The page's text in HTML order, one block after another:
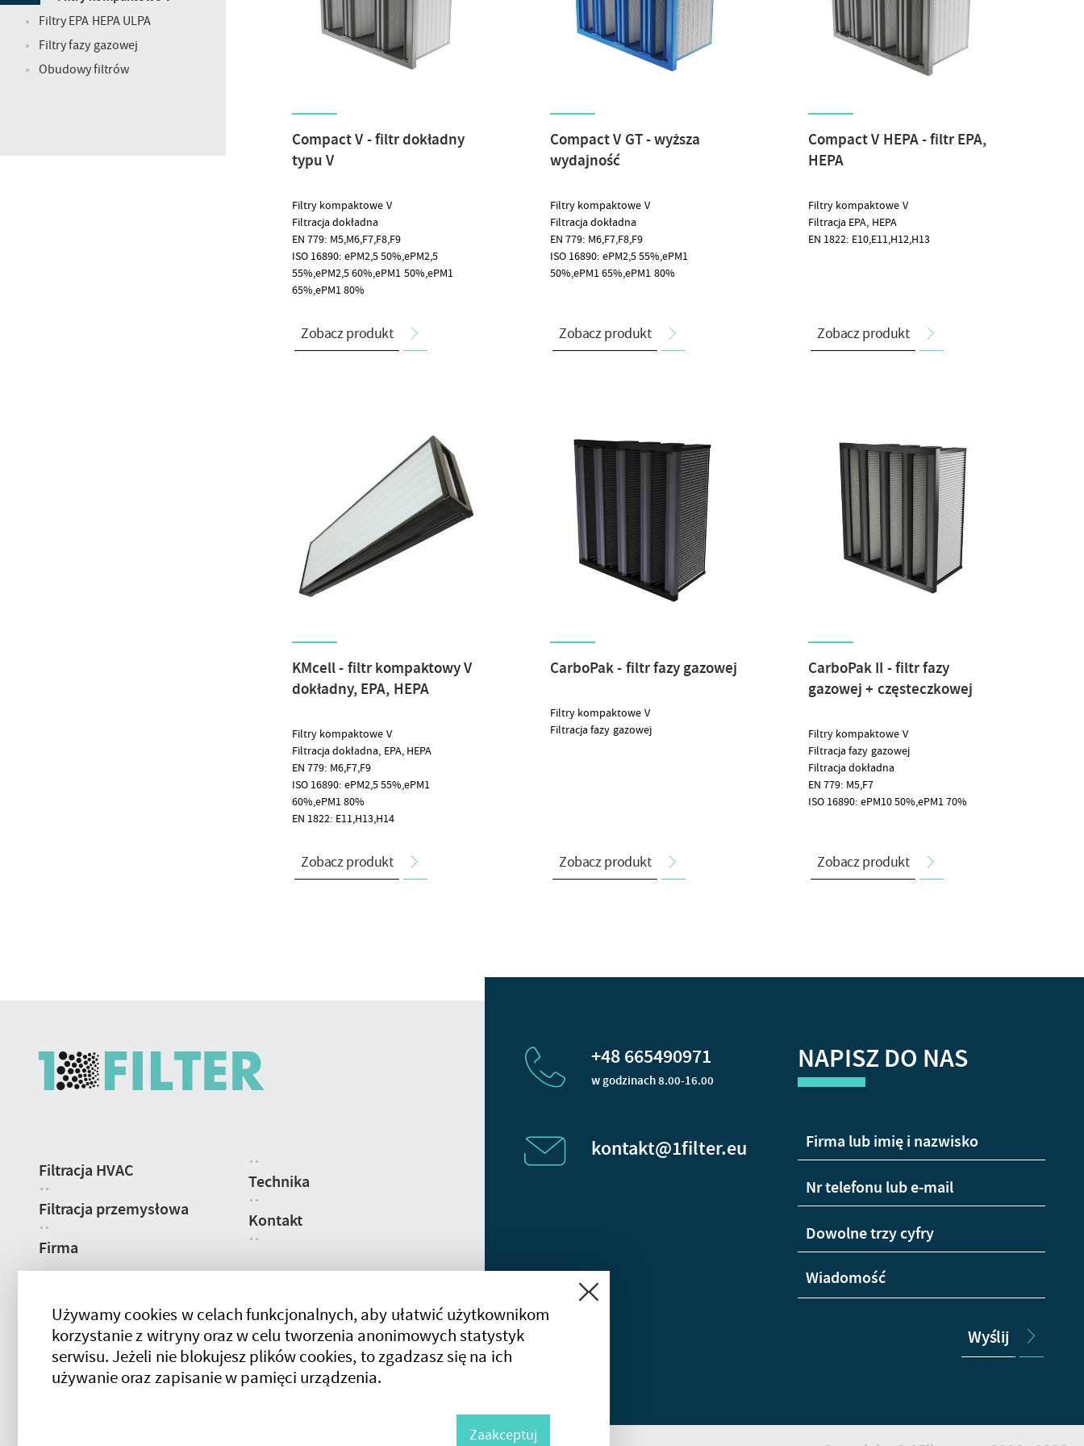
Compact V - filtr dokładny
typu V
Filtry kompaktowe V
Filtracja dokładna
EN 779: M5,M6,F7,F8,F9
ISO 16890: ePM2,5 50%,ePM2,5
55%,ePM2,5 60%,ePM1 50%,ePM1
65%,ePM1 80%
Zobacz produkt
Compact V GT - wyższa
wydajność
Filtry kompaktowe V
Filtracja dokładna
EN 779: M6,F7,F8,F9
ISO 16890: ePM2,5 55%,ePM1
50%,ePM1 65%,ePM1 80%
Zobacz produkt
Compact V HEPA - filtr EPA,
HEPA
Filtry kompaktowe V
Filtracja EPA, HEPA
EN 1822: E10,E11,H12,H13
Zobacz produkt
KMcell - filtr kompaktowy V
dokładny, EPA, HEPA
Filtry kompaktowe V
Filtracja dokładna, EPA, HEPA
EN 779: M6,F7,F9
ISO 16890: ePM2,5 55%,ePM1
60%,ePM1 80%
EN 1822: E11,H13,H14
Zobacz produkt
CarboPak - filtr fazy gazowej
Filtry kompaktowe V
Filtracja fazy gazowej
Zobacz produkt
CarboPak II - filtr fazy
gazowej + częsteczkowej
Filtry kompaktowe V
Filtracja fazy gazowej
Filtracja dokładna
EN 779: M5,F7
ISO 16890: ePM10 50%,ePM1 70%
Zobacz produkt
Filtry EPA HEPA ULPA
Filtry fazy gazowej
Obudowy filtrów
strony
Filtracja HVAC
Filtracja przemysłowa
Firma
Technika
Kontakt
+48 665490971
w godzinach 8.00-16.00
kontakt@1filter.eu
NAPISZ DO NAS
Wyślij
Używamy cookies w celach funkcjonalnych, aby ułatwić użytkownikom
korzystanie z witryny oraz w celu tworzenia anonimowych statystyk
serwisu. Jeżeli nie blokujesz plików cookies, to zgadzasz się na ich
używanie oraz zapisanie w pamięci urządzenia.
Zaakceptuj